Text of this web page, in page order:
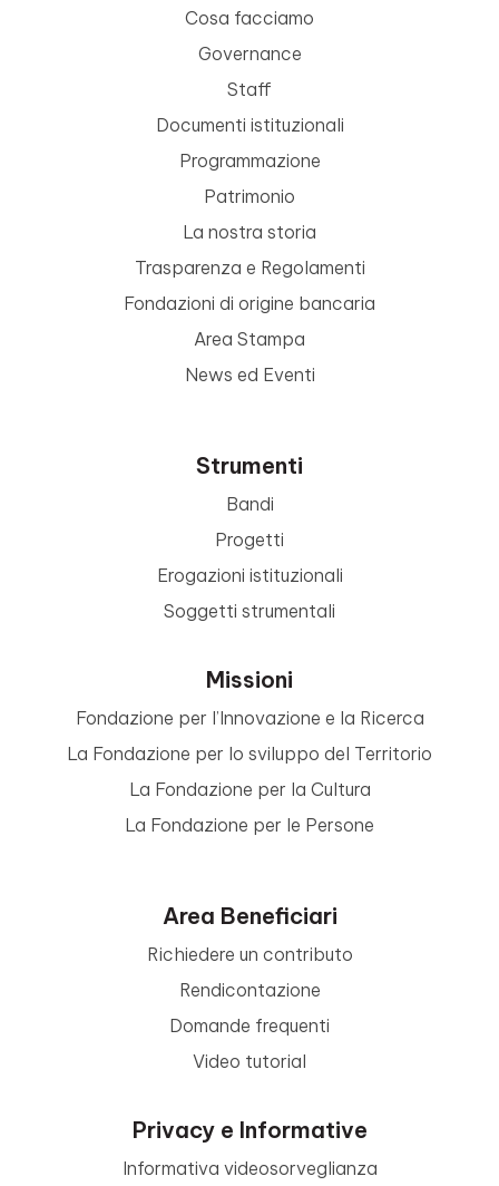
Cosa facciamo
Governance
Staff
Documenti istituzionali
Programmazione
Patrimonio
La nostra storia
Trasparenza e Regolamenti
Fondazioni di origine bancaria
Area Stampa
News ed Eventi
Strumenti
Bandi
Progetti
Erogazioni istituzionali
Soggetti strumentali
Missioni
Fondazione per l’Innovazione e la Ricerca
La Fondazione per lo sviluppo del Territorio
La Fondazione per la Cultura
La Fondazione per le Persone
Area Beneficiari
Richiedere un contributo
Rendicontazione
Domande frequenti
Video tutorial
Privacy e Informative
Informativa videosorveglianza